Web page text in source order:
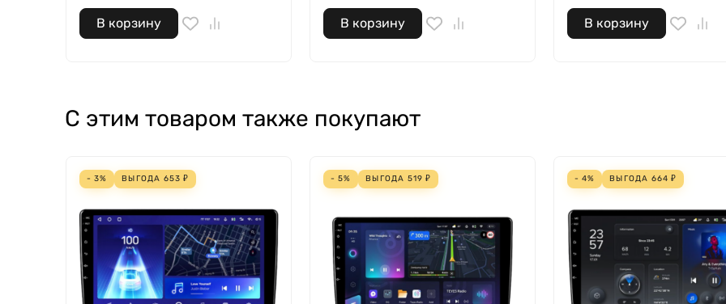
В корзину В корзину В корзину
С этим товаром также покупают
- 3% ВЫГОДА 653 ₽ - 5% ВЫГОДА 519 ₽ - 4% ВЫГОДА 664 ₽